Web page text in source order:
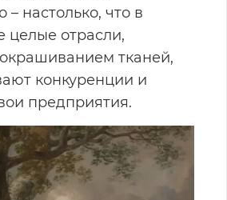
– настолько, что в
целые отрасли,
тканей,
конкуренции и
предприятия.